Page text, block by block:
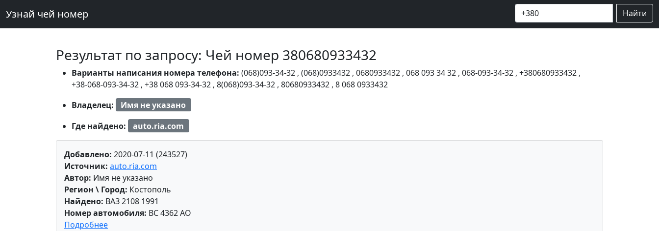
Узнай чей номер Найти
Результат по запросу: Чей номер 380680933432
Варианты написания номера телефона: (068)093-34-32 , (068)0933432 , 0680933432 , 068 093 34 32 , 068-093-34-32 , +380680933432 ,
+38-068-093-34-32 , +38 068 093-34-32 , 8(068)093-34-32 , 80680933432 , 8 068 0933432
Владелец:
Имя не указано
Где найдено:
auto.ria.com
Добавлено: 2020-07-11 (243527)
Источник: auto.ria.com
Автор: Имя не указано
Регион \ Город: Костополь
Найдено: ВАЗ 2108 1991
Номер автомобиля: BC 4362 AO
Подробнее